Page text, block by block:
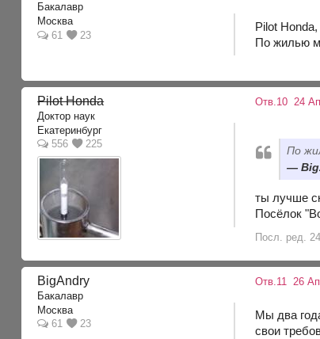
Бакалавр
Москва
61
23
Pilot Honda,
По жилью
Pilot Honda
Доктор наук
Екатеринбург
556
225
Отв.10 24
По
ты лучше
Посёлок
Посл. ред.
BigAndry
Бакалавр
Москва
61
23
Отв.11 26
Мы два
свои